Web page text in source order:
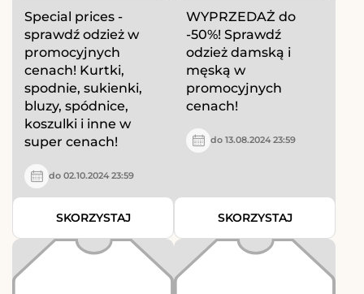
Special prices -
sprawdź odzież w
promocyjnych
cenach! Kurtki,
spodnie, sukienki,
bluzy, spódnice,
koszulki i inne w
super cenach!
do 02.10.2024 23:59
SKORZYSTAJ
WYPRZEDAŻ do
-50%! Sprawdź
odzież damską i
męską w
promocyjnych
cenach!
do 13.08.2024 23:59
SKORZYSTAJ